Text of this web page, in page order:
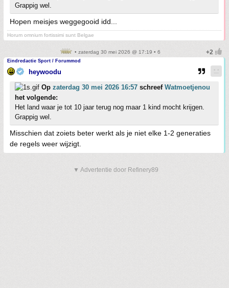
Grappig wel.
Hopen meisjes weggegooid idd...
Horum omnium fortissimi sunt Belgae
• zaterdag 30 mei 2026 @ 17:19 • 6
Eindredactie Sport / Forummod
heywoodu
Op zaterdag 30 mei 2026 16:57 schreef Watmoetjenou
het volgende:
Het land waar je tot 10 jaar terug nog maar 1 kind mocht krijgen.
Grappig wel.
Misschien dat zoiets beter werkt als je niet elke 1-2 generaties
de regels weer wijzigt.
▼ Advertentie door Refinery89